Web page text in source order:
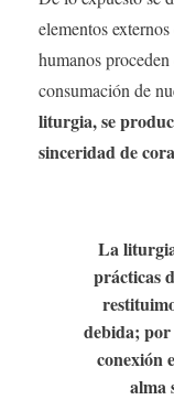
elementos
humanos
consumación de
liturgia, se
sinceridad de
La
prácticas
debida; por
conexión
alma